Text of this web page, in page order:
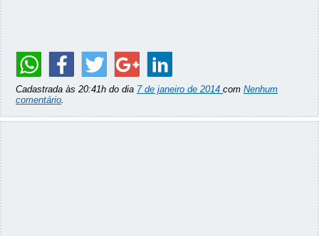
Cadastrada às 20:41h do dia 7 de janeiro de 2014 com Nenhum
comentário.